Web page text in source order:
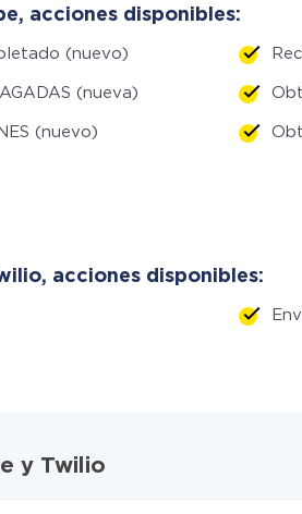
acciones disponibles:
(nuevo)
(nueva)
(nuevo)
acciones disponibles:
y Twilio